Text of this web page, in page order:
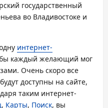
государственный
во Владивостоке и
интернет-
каждый желающий мог
Очень скоро все
доступны на сайте,
таким интернет-
, Карты, Поиск, вы